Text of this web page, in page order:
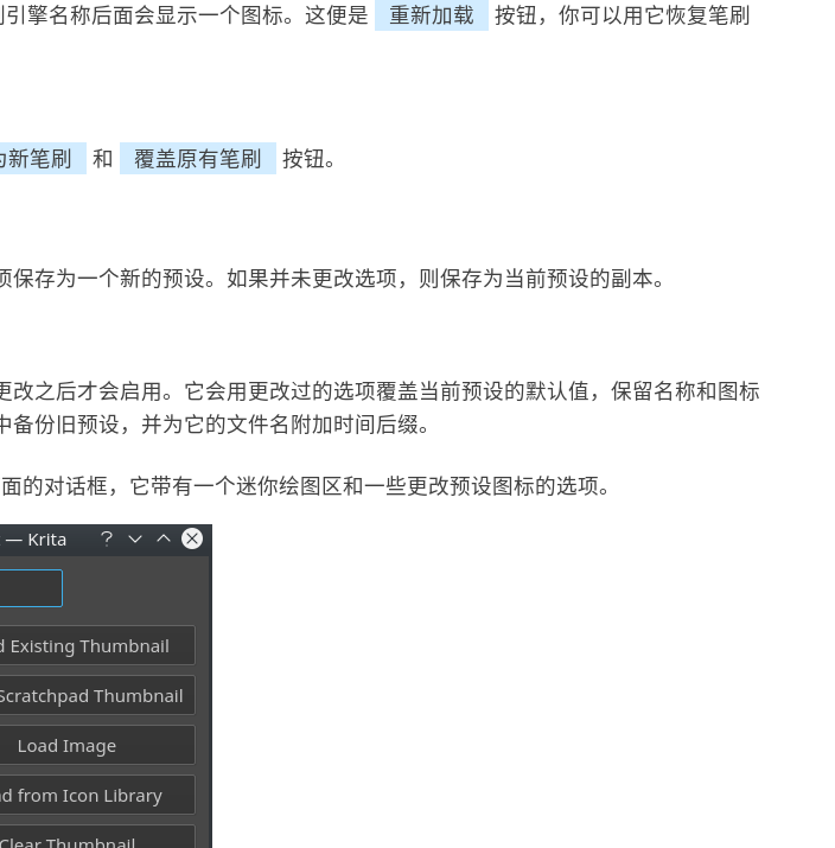
擎名称后面会显示一个图标。这便是 重新加载
按钮，你可以用它恢复笔刷
新笔刷 和 覆盖原有笔刷 按钮。
存为一个新的预设。如果并未更改选项，则保存为当前预设的副本。
改之后才会启用。它会用更改过的选项覆盖当前预设的默认值，保留名称和图标
份旧预设，并为它的文件名附加时间后缀。
的对话框，它带有一个迷你绘图区和一些更改预设图标的选项。